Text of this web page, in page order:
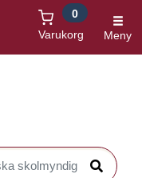
Varukorg
0
Meny
Sök